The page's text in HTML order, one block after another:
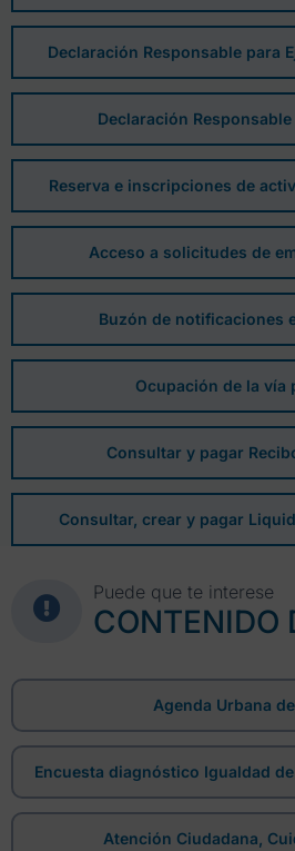
Declaración Responsable para
Declaración
Reserva e inscripciones de
Acceso a solicitudes de
Buzón de notificaciones
Ocupación de la vía
Consultar y pagar
Consultar, crear y pagar
Puede que te interese
CONTENIDO
Agenda Urbana
Encuesta diagnóstico Igualdad
Atención Ciudadana,